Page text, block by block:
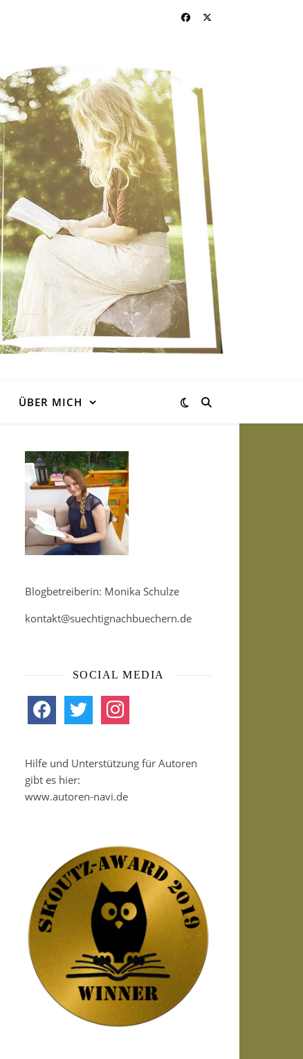
ÜBER MICH
Blogbetreiberin: Monika Schulze
kontakt@suechtignachbuechern.de
SOCIAL MEDIA
facebook twitter instagram
Hilfe und Unterstützung für Autoren
gibt es hier:
www.autoren-navi.de